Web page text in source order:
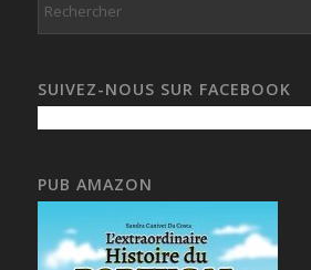
SUIVEZ-NOUS SUR FACEBOOK
PUB AMAZON